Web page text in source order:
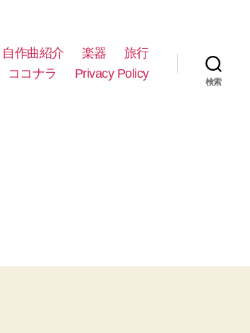
自作曲紹介 楽器
旅行
ココナラ Privacy Policy
検索